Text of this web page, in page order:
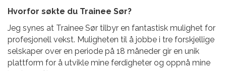
Hvorfor søkte du Trainee Sør?
Jeg synes at Trainee Sør tilbyr en fantastisk mulighet for
profesjonell vekst. Muligheten til å jobbe i tre forskjellige
selskaper over en periode på 18 måneder gir en unik
plattform for å utvikle mine ferdigheter og oppnå mine